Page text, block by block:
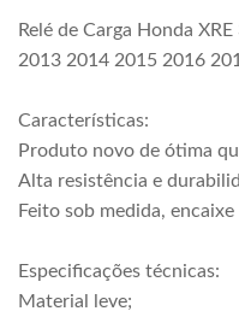
Relé de Carga Honda
2013 2014 2015 2016
Características:
Produto novo de ótima
Alta resistência e
Feito sob medida,
Especificações técnicas:
Material leve;